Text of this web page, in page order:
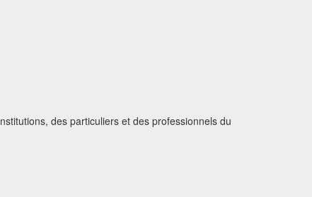
des particuliers et des professionnels du